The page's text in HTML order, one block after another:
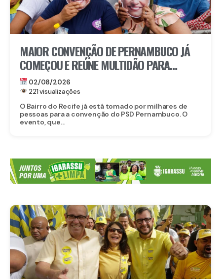
MAIOR CONVENÇÃO DE PERNAMBUCO JÁ
COMEÇOU E REÚNE MULTIDÃO PARA
REELEGER RAQUEL LYRA
02/08/2026
221 visualizações
O Bairro do Recife já está tomado por milhares de
pessoas para a convenção do PSD Pernambuco. O
evento, que...